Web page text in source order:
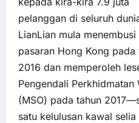
pelanggan di seluruh
LianLian mula menembusi
pasaran Hong Kong pada
2016 dan memperoleh
Pengendali Perkhidmatan
(MSO) pada tahun
satu kelulusan kawal selia